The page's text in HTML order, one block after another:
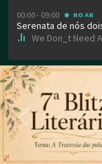
Previous